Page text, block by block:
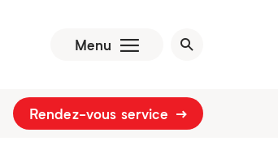
Menu
Rendez-vous service